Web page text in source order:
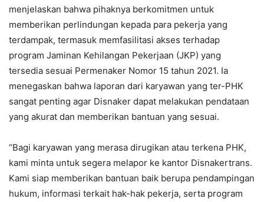
menjelaskan bahwa pihaknya berkomitmen untuk
memberikan perlindungan kepada para pekerja yang
terdampak, termasuk memfasilitasi akses terhadap
program Jaminan Kehilangan Pekerjaan (JKP) yang
tersedia sesuai Permenaker Nomor 15 tahun 2021. Ia
menegaskan bahwa laporan dari karyawan yang ter-PHK
sangat penting agar Disnaker dapat melakukan pendataan
yang akurat dan memberikan bantuan yang sesuai.
“Bagi karyawan yang merasa dirugikan atau terkena PHK,
kami minta untuk segera melapor ke kantor Disnakertrans.
Kami siap memberikan bantuan baik berupa pendampingan
hukum, informasi terkait hak-hak pekerja, serta program